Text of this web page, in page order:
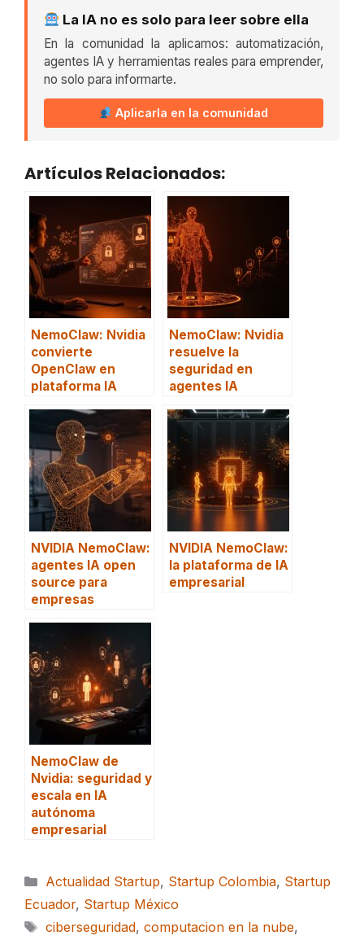
La IA no es solo para leer sobre ella
En la comunidad la aplicamos: automatización,
agentes IA y herramientas reales para emprender,
no solo para informarte.
Aplicarla en la comunidad
Artículos Relacionados:
NemoClaw: Nvidia
convierte
OpenClaw en
plataforma IA
NemoClaw: Nvidia
resuelve la
seguridad en
agentes IA
NVIDIA NemoClaw:
agentes IA open
source para
empresas
NVIDIA NemoClaw:
la plataforma de IA
empresarial
NemoClaw de
Nvidia: seguridad y
escala en IA
autónoma
empresarial
Categorías
Actualidad Startup, Startup Colombia, Startup
Ecuador, Startup México
Etiquetas
ciberseguridad, computacion en la nube,